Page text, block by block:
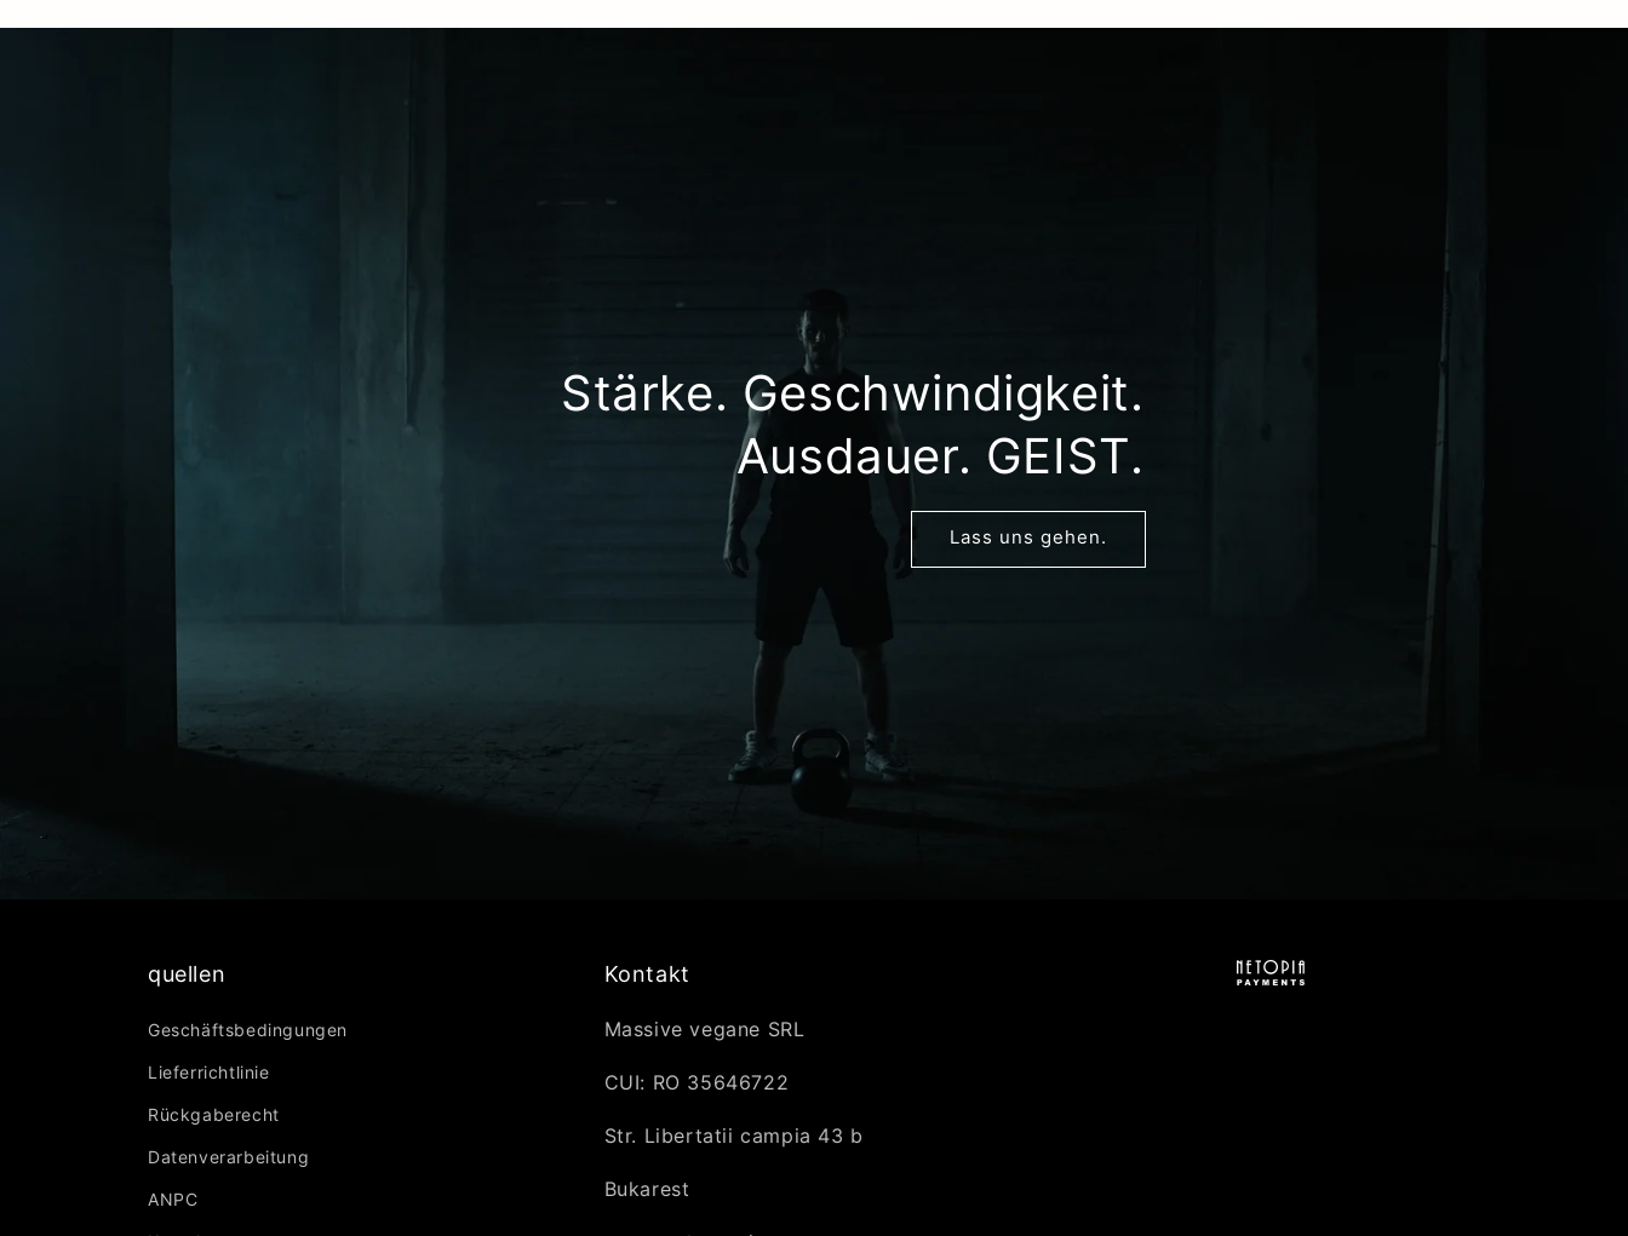
Stärke. Geschwindigkeit.
Ausdauer. GEIST.
Lass uns gehen.
quellen
Geschäftsbedingungen
Lieferrichtlinie
Rückgaberecht
Datenverarbeitung
ANPC
Kontakt
Massive vegane SRL
CUI: RO 35646722
Str. Libertatii campia 43 b
Bukarest